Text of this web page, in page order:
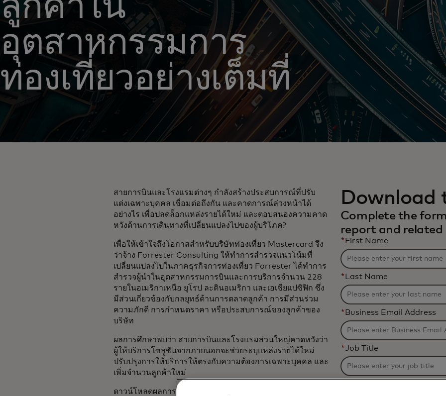
ลูกค้าใน
อุตสาหกรรมการ
ท่องเที่ยวอย่างเต็มที่
สายการบินและโรงแรมต่างๆ กำลังสร้างประสบการณ์ที่ปรับ
แต่งเฉพาะบุคคล เชื่อมต่อถึงกัน และคาดการณ์ล่วงหน้าได้
อย่างไร เพื่อปลดล็อกแหล่งรายได้ใหม่ และตอบสนองความคาด
หวังด้านการเดินทางที่เปลี่ยนแปลงไปของผู้บริโภค?
เพื่อให้เข้าใจถึงโอกาสสำหรับบริษัทท่องเที่ยว Mastercard จึง
ว่าจ้าง Forrester Consulting ให้ทำการสำรวจแนวโน้มที่
เปลี่ยนแปลงไปในภาคธุรกิจการท่องเที่ยว Forrester ได้ทำการ
สำรวจผู้นำในอุตสาหกรรมการบินและการบริการจำนวน 228
รายในอเมริกาเหนือ ยุโรป ละตินอเมริกา และเอเชียแปซิฟิก ซึ่ง
มีส่วนเกี่ยวข้องกับกลยุทธ์ด้านการตลาดลูกค้า การมีส่วนร่วม
ความภักดี การกำหนดราคา หรือประสบการณ์ของลูกค้าของ
บริษัท
ผลการศึกษาพบว่า สายการบินและโรงแรมส่วนใหญ่คาดหวังว่า
ผู้ให้บริการโซลูชันจากภายนอกจะช่วยระบุแหล่งรายได้ใหม่
ปรับปรุงการให้บริการให้ตรงกับความต้องการเฉพาะบุคคล และ
เพิ่มจำนวนลูกค้าใหม่
ดาวน์โหลดผลการศึกษาเพื่อเรียนรู้วิธีที่ผู้นำในบริษัทด้านการ
Download
Complete the
report and
* First Name
* Last Name
* Business Email Address
*Job Title